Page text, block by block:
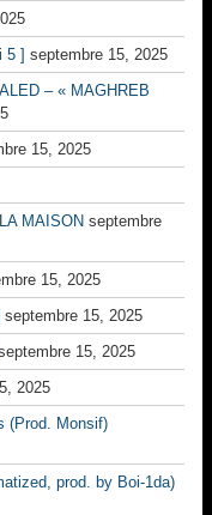
5 ] septembre 15, 2025
– « MAGHREB
15, 2025
MAISON septembre
15, 2025
septembre 15, 2025
15, 2025
2025
(Prod. Monsif)
prod. by Boi-1da)